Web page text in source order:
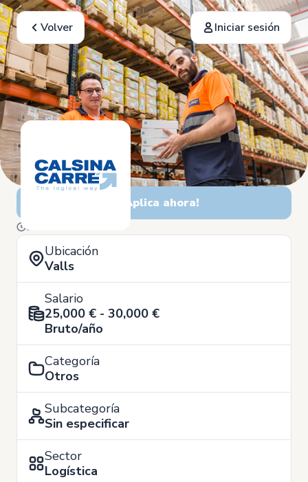
Volver Iniciar sesión
¡Aplica ahora!
3 de Julio
Ubicación
Valls
Salario
25,000 € - 30,000 €
Bruto/año
Categoría
Otros
Subcategoría
Sin especificar
Sector
Logística